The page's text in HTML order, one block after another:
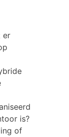
er
is?
of